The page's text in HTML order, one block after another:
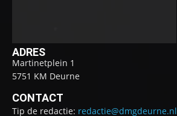
ADRES
Martinetplein 1
5751 KM Deurne
CONTACT
Tip de redactie: redactie@dmgdeurne.nl